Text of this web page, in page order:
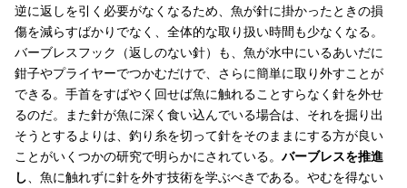
逆に返しを引く必要がなくなるため、魚が針に掛かったときの損
傷を減らすばかりでなく、全体的な取り扱い時間も少なくなる。
バーブレスフック（返しのない針）も、魚が水中にいるあいだに
鉗子やプライヤーでつかむだけで、さらに簡単に取り外すことが
できる。手首をすばやく回せば魚に触れることすらなく針を外せ
るのだ。また針が魚に深く食い込んでいる場合は、それを掘り出
そうとするよりは、釣り糸を切って針をそのままにする方が良い
ことがいくつかの研究で明らかにされている。 バーブレスを推進
し、魚に触れずに針を外す技術を学ぶべきである。やむを得ない